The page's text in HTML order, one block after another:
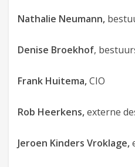
Nathalie Neumann,
Denise Broekhof,
Frank Huitema,CIO
Rob Heerkens,externe
Jeroen Kinders Vroklage,